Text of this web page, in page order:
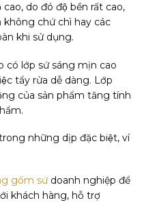
do đó độ bền rất cao,
không chứ chì hay các
khi sử dụng.
có lớp sứ sáng mịn cao
tẩy rửa dễ dàng. Lớp
của sản phẩm tăng tính
những dịp đặc biệt, ví
gốm sứdoanh nghiệp để
khách hàng, hỗ trợ